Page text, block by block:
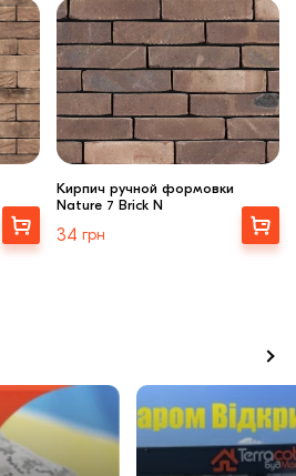
Кирпич ручной формовки
Nature 7 Brick N
34 грн
Купити